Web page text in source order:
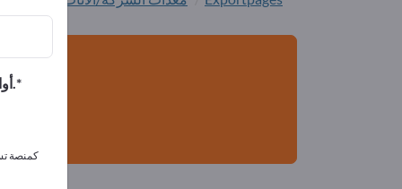
أوافق على تلقي الرسائل الإخبارية الخاصة بك وأوافق على بيان خصوصية البيانات.